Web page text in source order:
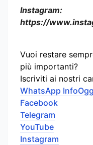
Instagram:
https://
Vuoi restare
più importanti?
Iscriviti ai nostri
WhatsApp
Facebook
Telegram
YouTube
Instagram